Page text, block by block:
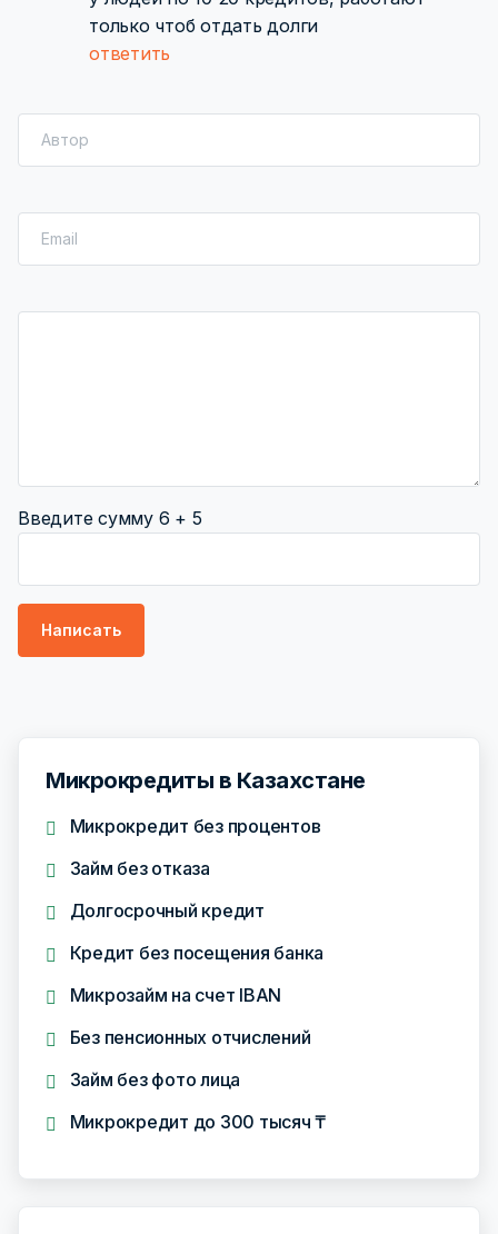
только чтоб отдать долги
ответить
Введите сумму 6 + 5
Микрокредиты в Казахстане
Микрокредит без процентов
Займ без отказа
Долгосрочный кредит
Кредит без посещения банка
Микрозайм на счет IBAN
Без пенсионных отчислений
Займ без фото лица
Микрокредит до 300 тысяч ₸